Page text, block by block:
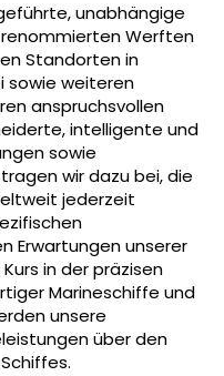
unabhängige
Werften
Standorten in
sowie weiteren
anspruchsvollen
intelligente und
sowie
wir dazu bei, die
jederzeit
Erwartungen unserer
in der präzisen
Marineschiffe und
unsere
über den